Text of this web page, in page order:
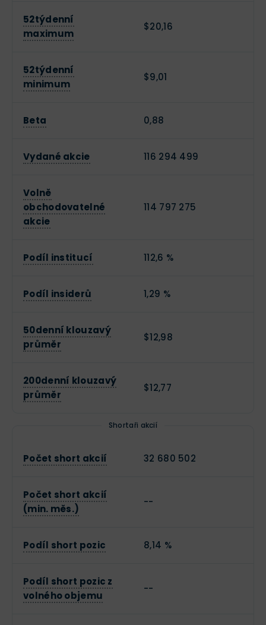
52týdenní
maximum
$20,16
52týdenní
minimum
$9,01
Beta 0,88
Vydané akcie 116 294 499
Volně
obchodovatelné
akcie
114 797 275
Podíl institucí 112,6 %
Podíl insiderů 1,29 %
50denní klouzavý
průměr
$12,98
200denní klouzavý
průměr
$12,77
Shortaři akcií
Počet short akcií 32 680 502
Počet short akcií
(min. měs.)
--
Podíl short pozic 8,14 %
Podíl short pozic z
volného objemu
--